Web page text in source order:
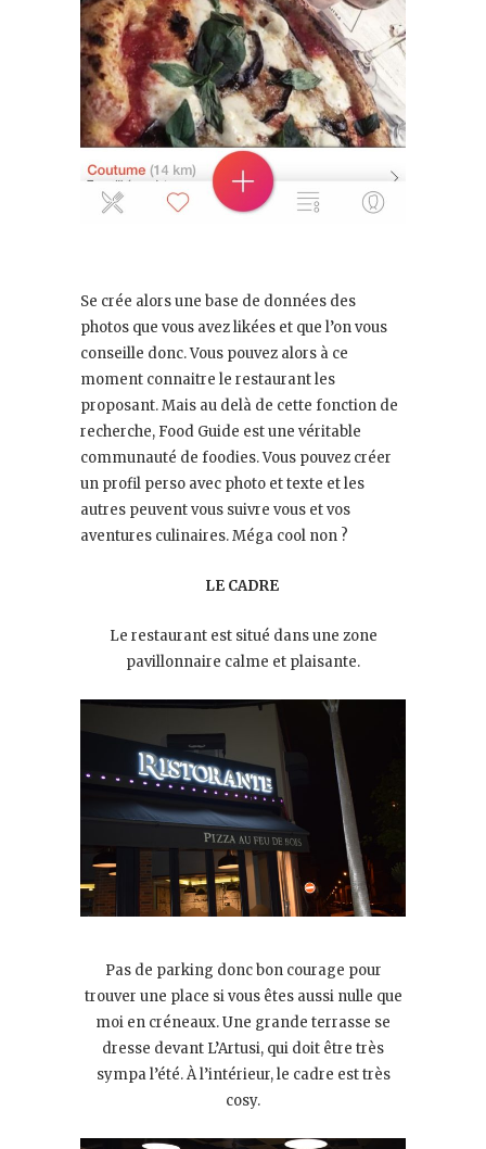
Se crée alors une base de données des
photos que vous avez likées et que l’on vous
conseille donc. Vous pouvez alors à ce
moment connaitre le restaurant les
proposant. Mais au delà de cette fonction de
recherche, Food Guide est une véritable
communauté de foodies. Vous pouvez créer
un profil perso avec photo et texte et les
autres peuvent vous suivre vous et vos
aventures culinaires. Méga cool non ?
LE CADRE
Le restaurant est situé dans une zone
pavillonnaire calme et plaisante.
Pas de parking donc bon courage pour
trouver une place si vous êtes aussi nulle que
moi en créneaux. Une grande terrasse se
dresse devant L’Artusi, qui doit être très
sympa l’été. À l’intérieur, le cadre est très
cosy.